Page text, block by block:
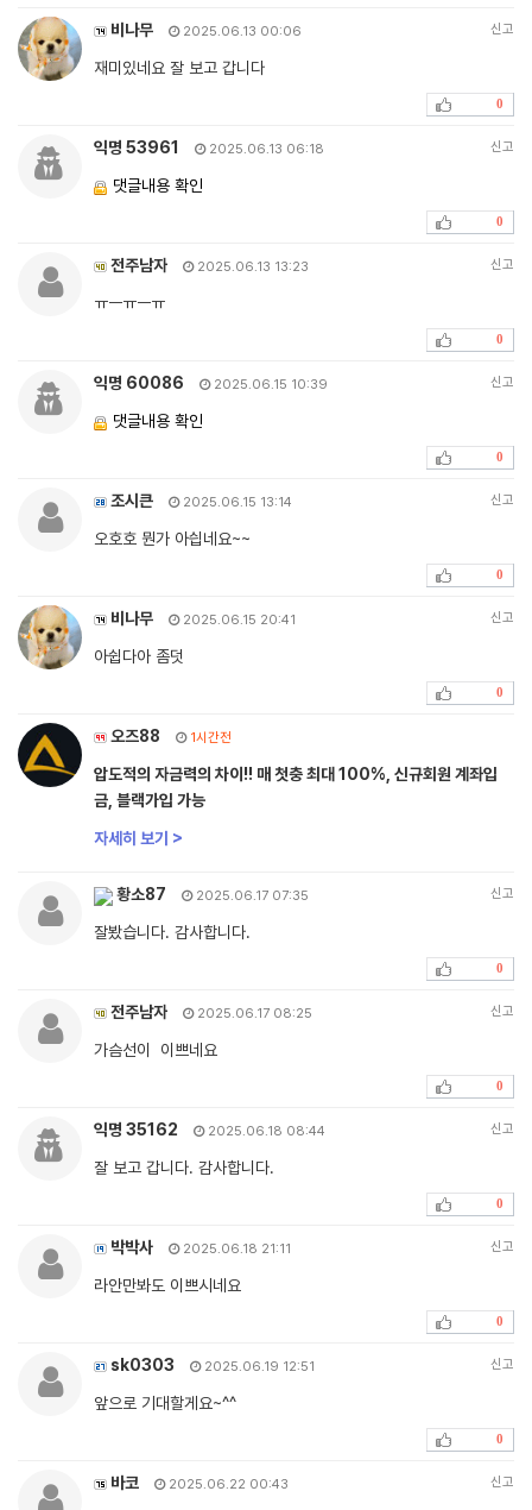
비나무 2025.06.13 00:06 신고
재미있네요 잘 보고 갑니다
0
익명 53961 2025.06.13 06:18 신고
댓글내용 확인
0
전주남자 2025.06.13 13:23 신고
ㅠㅡㅠㅡㅠ
0
익명 60086 2025.06.15 10:39 신고
댓글내용 확인
0
조시큰 2025.06.15 13:14 신고
오호호 뭔가 아싑네요~~
0
비나무 2025.06.15 20:41 신고
아쉽다아 좀덧
0
오즈88 1시간전
압도적의 자금력의 차이!! 매 첫충 최대 100%, 신규회원 계좌입
금, 블랙가입 가능
자세히 보기 >
황소87 2025.06.17 07:35 신고
잘봤습니다. 감사합니다.
0
전주남자 2025.06.17 08:25 신고
가슴선이 이쁘네요
0
익명 35162 2025.06.18 08:44 신고
잘 보고 갑니다. 감사합니다.
0
박박사 2025.06.18 21:11 신고
라안만봐도 이쁘시네요
0
sk0303 2025.06.19 12:51 신고
앞으로 기대할게요~^^
0
바코 2025.06.22 00:43 신고